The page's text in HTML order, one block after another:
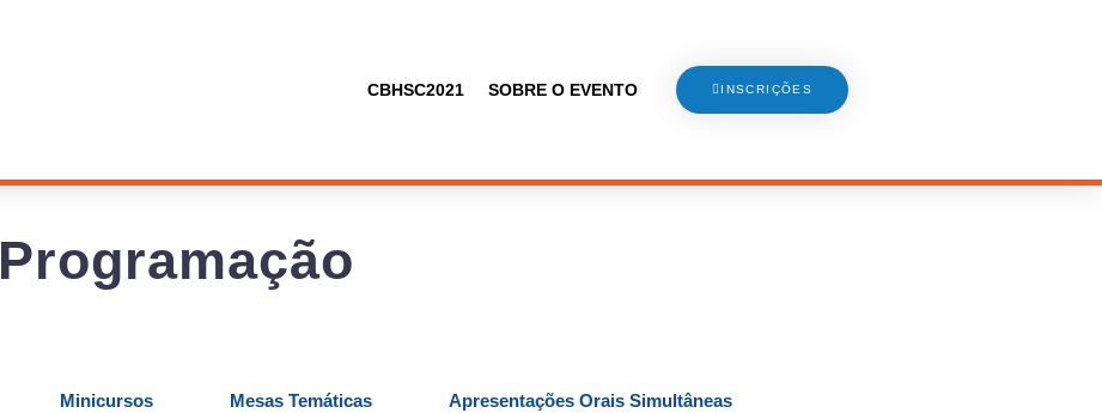
CBHSC2021 SOBRE O EVENTO INSCRIÇÕES
Programação
Minicursos Mesas Temáticas Apresentações Orais Simultâneas